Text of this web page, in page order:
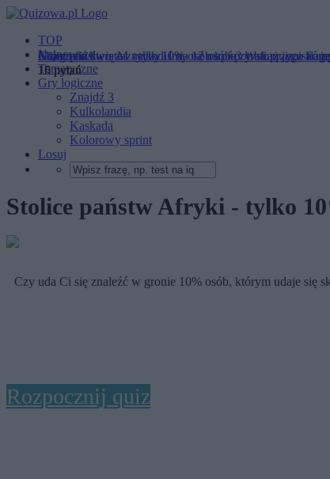
TOP
Najnowsze
Tematyczne
Gry logiczne
Znajdź 3
Kulkolandia
Kaskada
Kolorowy sprint
Losuj
Stolice państw Afryki - tylko
Czy uda Ci się znaleźć w gronie 10% osób, którym udaje się
Rozpocznij quiz
Geografia świata - tylko 10% osób kończy ten quiz z
10 pytań
Które państwo zaznaczyliśmy na mapie? Wskaż jego
15 pytań
Miasta na literę M - tylko 1 na 12 osób potrafi przypisać
15 pytań